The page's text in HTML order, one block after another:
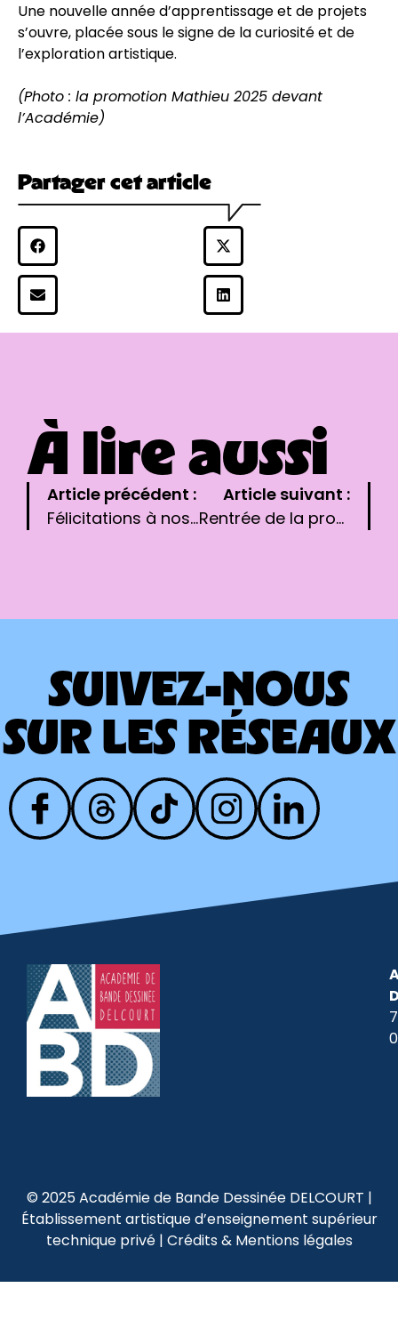
Une nouvelle année d’apprentissage et de projets
s’ouvre, placée sous le signe de la curiosité et de
l’exploration artistique.
(Photo : la promotion Mathieu 2025 devant
l’Académie)
Partager cet article
À lire aussi
Article précédent :
Félicitations à nos anciens élèves, lauréats des concours du Crous !
Article suivant :
Rentrée de la promotion Fabien Toulmé
SUIVEZ-NOUS
SUR LES RÉSEAUX
© 2025 Académie de Bande Dessinée DELCOURT |
Établissement artistique d’enseignement supérieur
technique privé | Crédits & Mentions légales